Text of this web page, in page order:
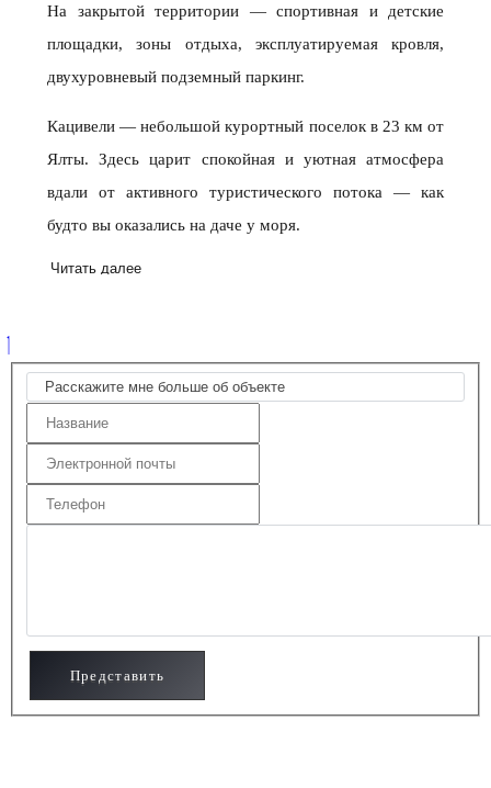
На закрытой территории — спортивная и детские
площадки, зоны отдыха, эксплуатируемая кровля,
двухуровневый подземный паркинг.
Кацивели — небольшой курортный поселок в 23 км от
Ялты. Здесь царит спокойная и уютная атмосфера
вдали от активного туристического потока — как
будто вы оказались на даче у моря.
Читать далее